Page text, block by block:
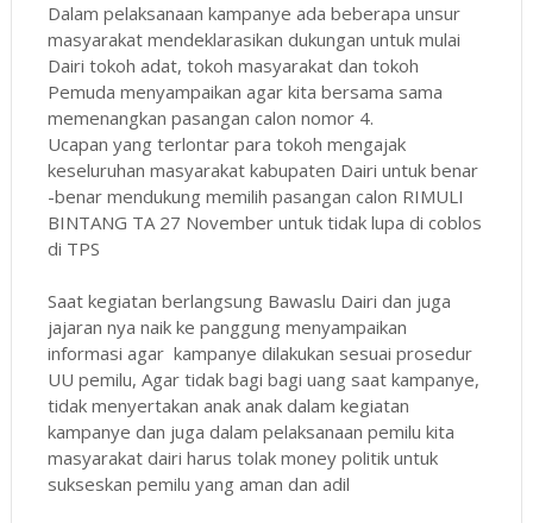
Dalam pelaksanaan kampanye ada beberapa unsur
masyarakat mendeklarasikan dukungan untuk mulai
Dairi tokoh adat, tokoh masyarakat dan tokoh
Pemuda menyampaikan agar kita bersama sama
memenangkan pasangan calon nomor 4.
Ucapan yang terlontar para tokoh mengajak
keseluruhan masyarakat kabupaten Dairi untuk benar
-benar mendukung memilih pasangan calon RIMULI
BINTANG TA 27 November untuk tidak lupa di coblos
di TPS
Saat kegiatan berlangsung Bawaslu Dairi dan juga
jajaran nya naik ke panggung menyampaikan
informasi agar kampanye dilakukan sesuai prosedur
UU pemilu, Agar tidak bagi bagi uang saat kampanye,
tidak menyertakan anak anak dalam kegiatan
kampanye dan juga dalam pelaksanaan pemilu kita
masyarakat dairi harus tolak money politik untuk
sukseskan pemilu yang aman dan adil